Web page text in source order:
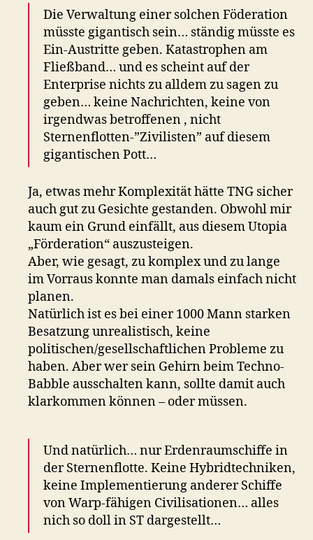
Die Verwaltung einer solchen Föderation
müsste gigantisch sein… ständig müsste es
Ein-Austritte geben. Katastrophen am
Fließband… und es scheint auf der
Enterprise nichts zu alldem zu sagen zu
geben… keine Nachrichten, keine von
irgendwas betroffenen , nicht
Sternenflotten-”Zivilisten” auf diesem
gigantischen Pott…
Ja, etwas mehr Komplexität hätte TNG sicher
auch gut zu Gesichte gestanden. Obwohl mir
kaum ein Grund einfällt, aus diesem Utopia
„Förderation“ auszusteigen.
Aber, wie gesagt, zu komplex und zu lange
im Vorraus konnte man damals einfach nicht
planen.
Natürlich ist es bei einer 1000 Mann starken
Besatzung unrealistisch, keine
politischen/gesellschaftlichen Probleme zu
haben. Aber wer sein Gehirn beim Techno-
Babble ausschalten kann, sollte damit auch
klarkommen können – oder müssen.
Und natürlich… nur Erdenraumschiffe in
der Sternenflotte. Keine Hybridtechniken,
keine Implementierung anderer Schiffe
von Warp-fähigen Civilisationen… alles
nich so doll in ST dargestellt…